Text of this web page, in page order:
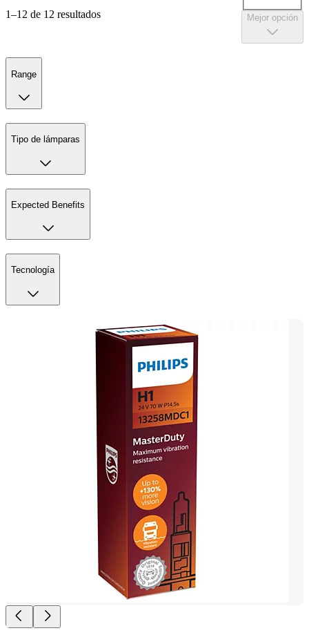
1–12 de 12 resultados Mejor opción
Range
Tipo de lámparas
Expected Benefits
Tecnología